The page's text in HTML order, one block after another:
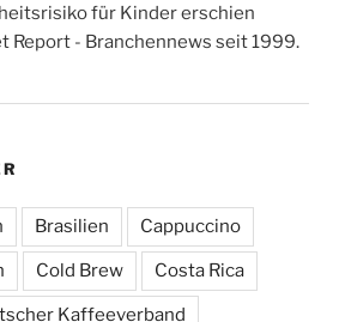
für Kinder erschien
Report - Branchennews seit 1999.
Brasilien Cappuccino
Cold Brew Costa Rica
Kaffeeverband